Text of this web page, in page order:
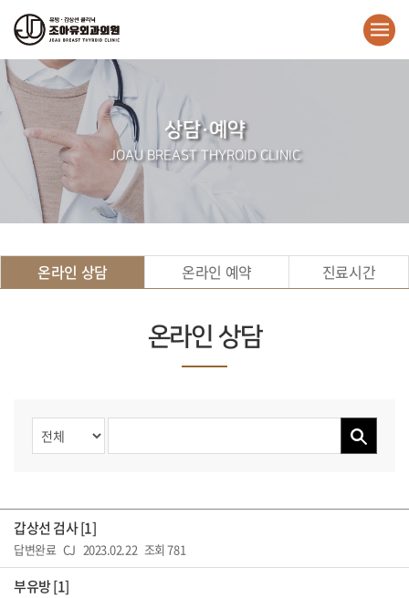
상담·예약
JOAU BREAST THYROID CLINIC
온라인 상담 온라인 예약 진료시간
온라인 상담
갑상선 검사 [1]
답변완료CJ 2023.02.22 조회 781
부유방 [1]